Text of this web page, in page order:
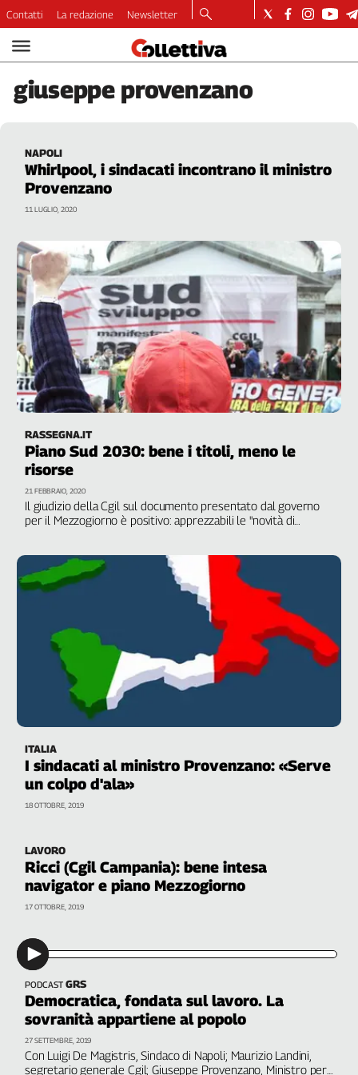
Video
Podcast
Dirette
Economia
Lavoro
Welfare
Italia
Internazionale
Culture
Categorie
Filcams
Filctem
Fillea
Filt
Fiom
Fisac
Flai
Flc
Nidil
Slc
sangue
della
ragione
Cgil
Collettiva
Academy
Play
Rubriche
Collettiva
Talk
La
settimana
Collettiva
Contatti La redazione Newsletter
giuseppe provenzano
NAPOLI
Whirlpool, i sindacati incontrano il ministro
Provenzano
11 LUGLIO, 2020
RASSEGNA.IT
Piano Sud 2030: bene i titoli, meno le
risorse
Il giudizio della Cgil sul documento presentato dal governo
per il Mezzogiorno è positivo: apprezzabili le "novità di
sistemico"
21 FEBBRAIO, 2020
ITALIA
I sindacati al ministro Provenzano: «Serve
un colpo d'ala»
18 OTTOBRE, 2019
LAVORO
Ricci (Cgil Campania): bene intesa
navigator e piano Mezzogiorno
17 OTTOBRE, 2019
PODCAST GRS
Democratica, fondata sul lavoro. La
sovranità appartiene al popolo
Con Luigi De Magistris, Sindaco di Napoli; Maurizio Landini,
segretario generale Cgil; Giuseppe Provenzano, Ministro per
27 SETTEMBRE, 2019